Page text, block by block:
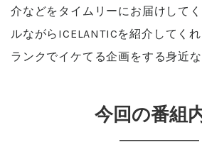
介などをタイムリーにお届けして
ルながらICELANTICを紹介してく
ランクでイケてる企画をする身近な
今回の番組